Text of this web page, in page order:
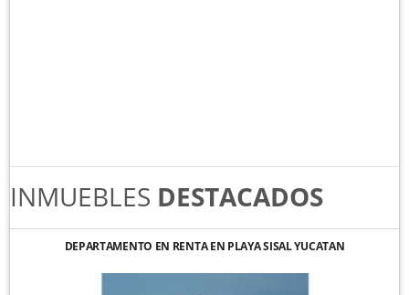
INMUEBLES DESTACADOS
DEPARTAMENTO EN RENTA EN PLAYA SISAL YUCATAN